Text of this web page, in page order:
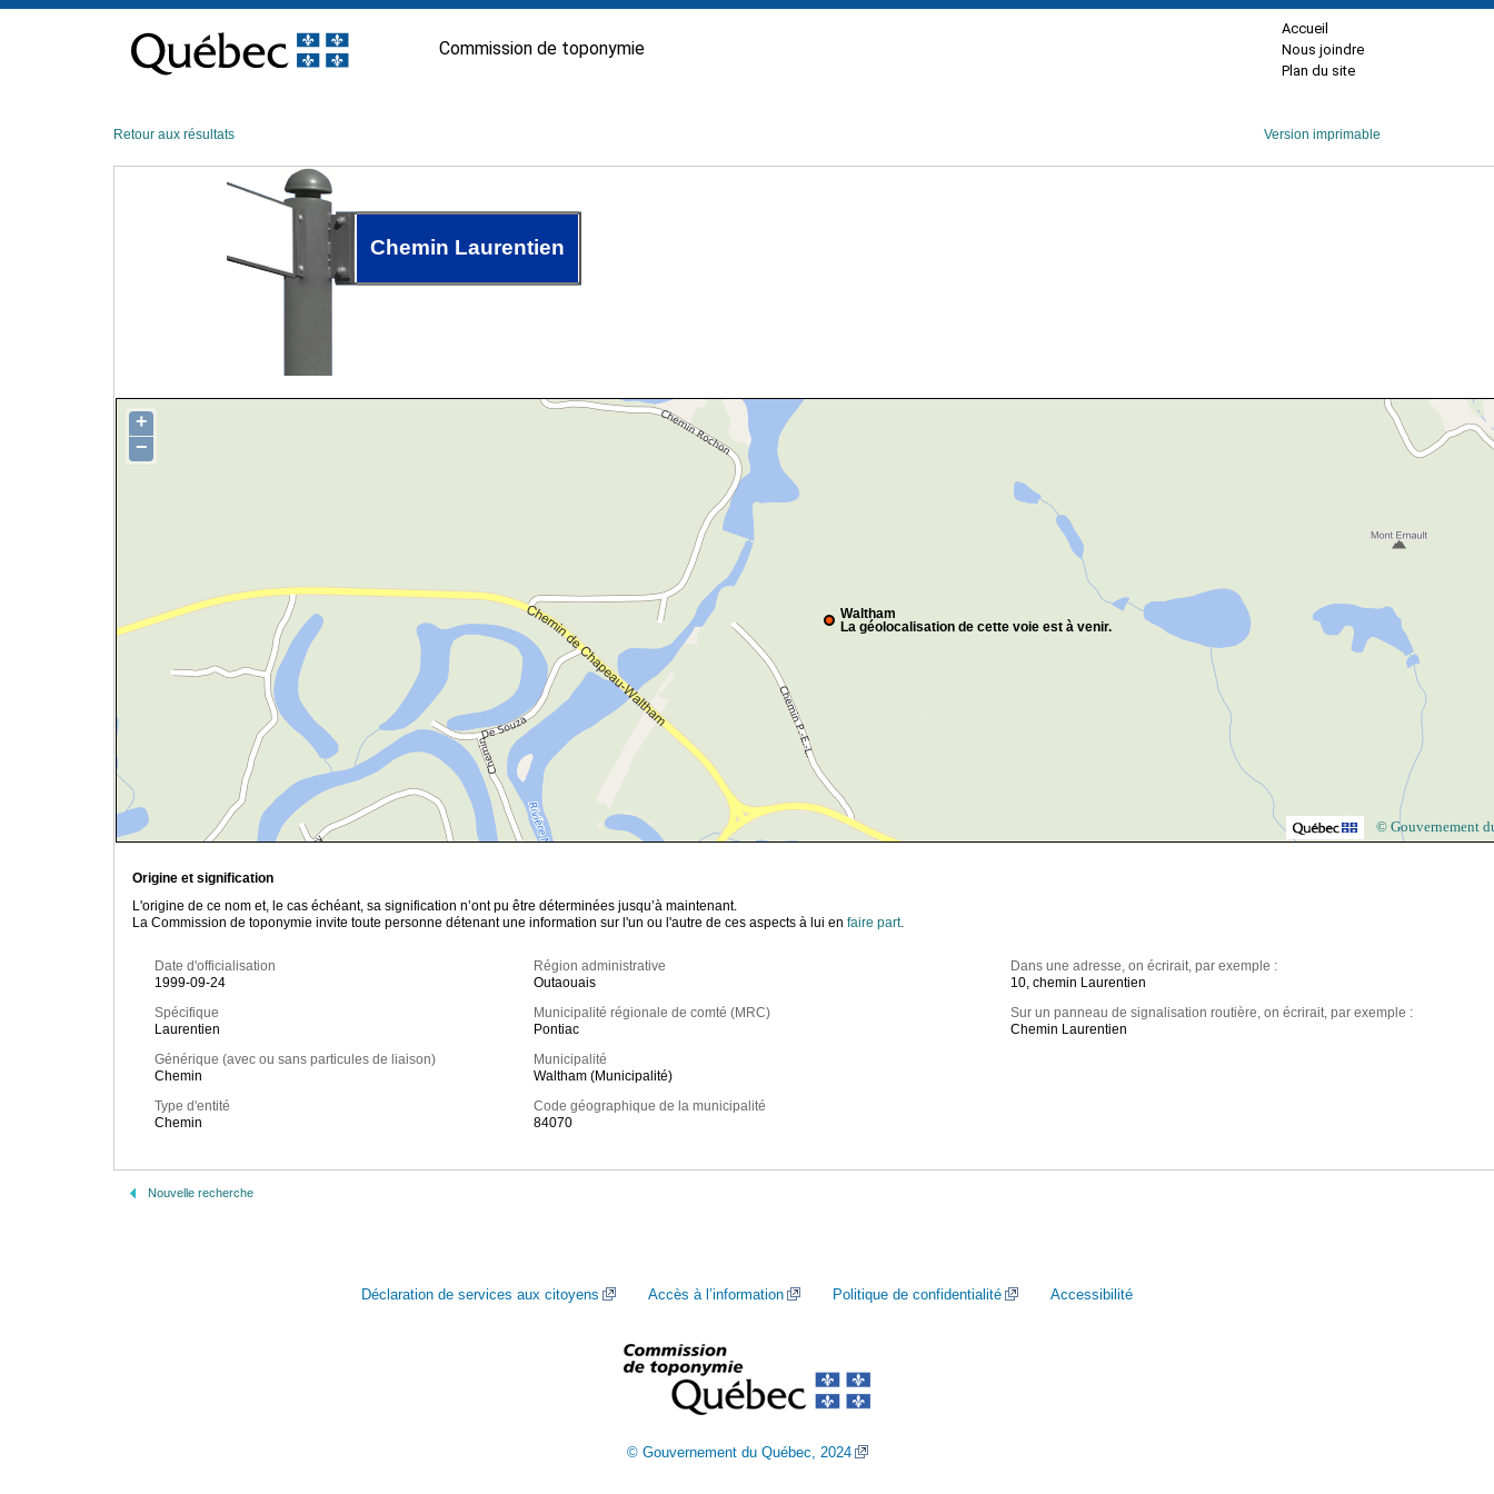
contenu
Commission de toponymie
Accueil
Nous joindre
Plan du site
Retour aux résultats Version imprimable
Chemin Laurentien
Waltham
La géolocalisation de cette voie est à venir.
+
−
© Gouvernement
Origine et signification
L'origine de ce nom et, le cas échéant, sa signification n’ont pu être déterminées jusqu’à maintenant.
La Commission de toponymie invite toute personne détenant une information sur l'un ou l'autre de ces aspects à lui en faire part.
Date d'officialisation
1999-09-24
Spécifique
Laurentien
Générique (avec ou sans particules de liaison)
Chemin
Type d'entité
Chemin
Région administrative
Outaouais
Municipalité régionale de comté (MRC)
Pontiac
Municipalité
Waltham (Municipalité)
Code géographique de la municipalité
84070
Dans une adresse, on écrirait, par exemple :
10, chemin Laurentien
Sur un panneau de signalisation routière, on écrirait, par exemple :
Chemin Laurentien
Nouvelle recherche
Déclaration de services aux citoyens Accès à l’information Politique de confidentialité Accessibilité
© Gouvernement du Québec, 2024